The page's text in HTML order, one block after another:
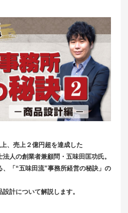
、売上２億円超を達成した
人の創業者兼顧問・五味田匡功氏。
「“五味田流”事務所経営の秘訣」の
計について解説します。